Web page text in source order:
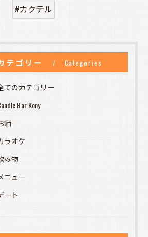
#カクテル
テゴリー Categories
てのカテゴリー
Bar Kony
酒
ラオケ
み物
ニュー
ート